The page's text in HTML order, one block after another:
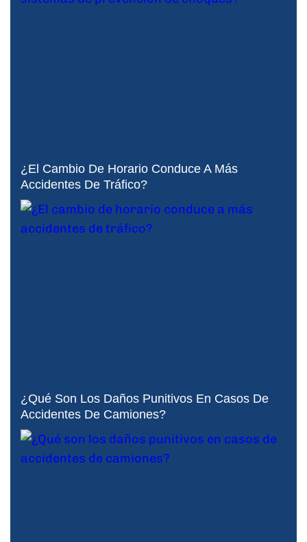
¿El Cambio De Horario Conduce A Más
Accidentes De Tráfico?
¿Qué Son Los Daños Punitivos En Casos De
Accidentes De Camiones?